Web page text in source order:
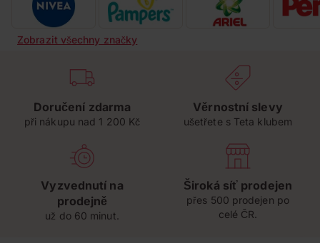
Zobrazit všechny značky
Doručení zdarma
při nákupu nad 1 200 Kč
Věrnostní slevy
ušetřete s Teta klubem
Vyzvednutí na
prodejně
už do 60 minut.
Široká síť prodejen
přes 500 prodejen po
celé ČR.